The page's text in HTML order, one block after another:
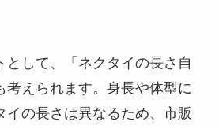
として、「ネクタイの長さ自
考えられます。身長や体型に
イの長さは異なるため、市販